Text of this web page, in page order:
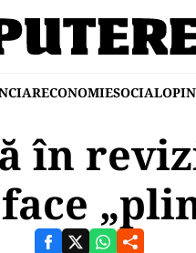
ECONOMIESOCIAL
în